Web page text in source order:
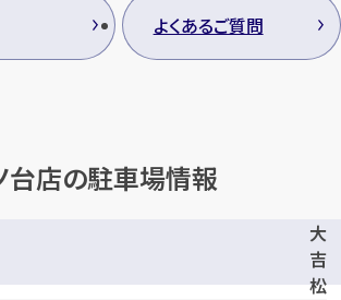
よくあるご質問
台店の駐車場情報
大
吉
松